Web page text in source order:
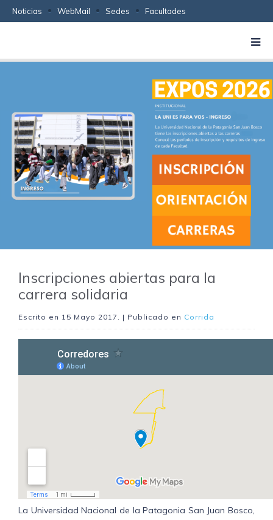
Noticias WebMail Sedes Facultades
Inscripciones abiertas para la
carrera solidaria
Escrito en 15 Mayo 2017 . | Publicado en Corrida
La Universidad Nacional de la Patagonia San Juan Bosco,